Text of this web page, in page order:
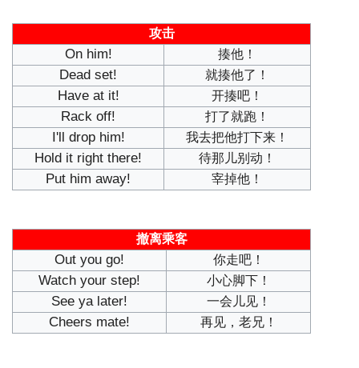
攻击
On him! 揍他！
Dead set! 就揍他了！
Have at it! 开揍吧！
Rack off! 打了就跑！
I'll drop him! 我去把他打下来！
Hold it right there! 待那儿别动！
Put him away! 宰掉他！
撤离乘客
Out you go! 你走吧！
Watch your step! 小心脚下！
See ya later! 一会儿见！
Cheers mate! 再见，老兄！